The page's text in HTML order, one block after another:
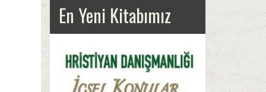
En Yeni Kitabımız